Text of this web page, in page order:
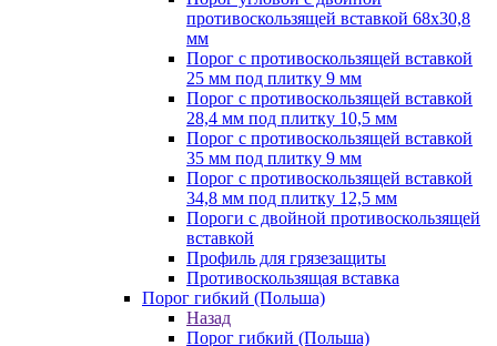
противоскользящей вставкой 68х30,8
мм
Порог с противоскользящей вставкой
25 мм под плитку 9 мм
Порог с противоскользящей вставкой
28,4 мм под плитку 10,5 мм
Порог с противоскользящей вставкой
35 мм под плитку 9 мм
Порог с противоскользящей вставкой
34,8 мм под плитку 12,5 мм
Пороги с двойной противоскользящей
вставкой
Профиль для грязезащиты
Противоскользящая вставка
Порог гибкий (Польша)
Назад
Порог гибкий (Польша)